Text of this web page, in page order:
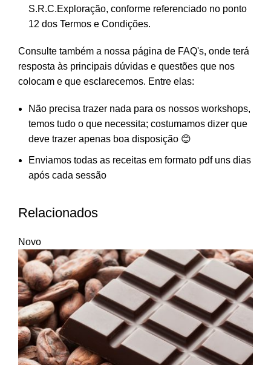
S.R.C.Exploração, conforme referenciado no ponto
12 dos Termos e Condições.
Consulte também a nossa página de FAQ's, onde terá
resposta às principais dúvidas e questões que nos
colocam e que esclarecemos. Entre elas:
Não precisa trazer nada para os nossos workshops,
temos tudo o que necessita; costumamos dizer que
deve trazer apenas boa disposição 😊
Enviamos todas as receitas em formato pdf uns dias
após cada sessão
Relacionados
Novo